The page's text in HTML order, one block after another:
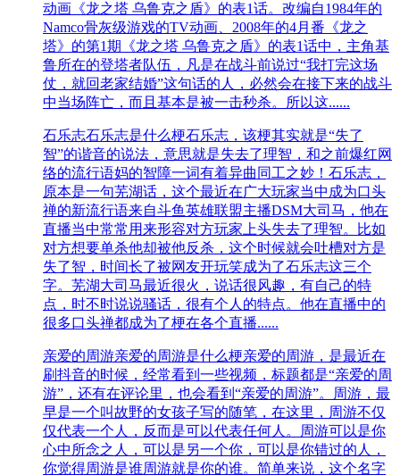
动画《龙之塔 乌鲁克之盾》的表1话。改编自1984年的
Namco骨灰级游戏的TV动画、2008年的4月番《龙之
塔》的第1期《龙之塔 乌鲁克之盾》的表1话中，主角基
鲁所在的登塔者队伍，凡是在战斗前说过“我打完这场
仗，就回老家结婚”这句话的人，必然会在接下来的战斗
中当场阵亡，而且基本是被一击秒杀。所以这......
石乐志石乐志是什么梗石乐志，该梗其实就是“失了
智”的谐音的说法，意思就是失去了理智，和之前爆红网
络的流行语妈的智障一词有着异曲同工之妙！石乐志，
原本是一句芜湖话，这个最近在广大玩家当中成为口头
禅的新流行语来自斗鱼英雄联盟主播DSM大司马，他在
直播当中常常用来形容对方玩家上头失去了理智。比如
对方想要单杀他却被他反杀，这个时候就会吐槽对方是
失了智，时间长了被网友开玩笑成为了石乐志这三个
字。芜湖大司马最近很火，说话很风趣，有自己的特
点，时不时说说骚话，很有个人的特点。他在直播中的
很多口头禅都成为了梗在各个直播......
亲爱的周游亲爱的周游是什么梗亲爱的周游，是最近在
刷抖音的时候，经常看到一些视频，标题都是“亲爱的周
游”，还有在评论里，也会看到“亲爱的周游”。周游，最
早是一个叫故野的女孩子写的随笔，在这里，周游不仅
仅代表一个人，反而是可以代表任何人。周游可以是你
心中所念之人，可以是另一个你，可以是你错过的人，
你觉得周游是谁周游就是你的谁。简单来说，这个名字